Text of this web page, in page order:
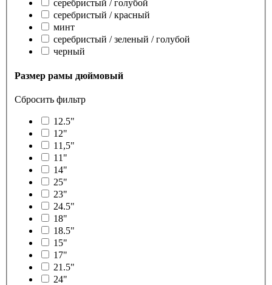
серебристый / голубой
серебристый / красный
минт
серебристый / зеленый / голубой
черный
Размер рамы дюймовый
Сбросить фильтр
12.5"
12"
11,5"
11"
14"
25"
23"
24.5"
18"
18.5"
15"
17"
21.5"
24"